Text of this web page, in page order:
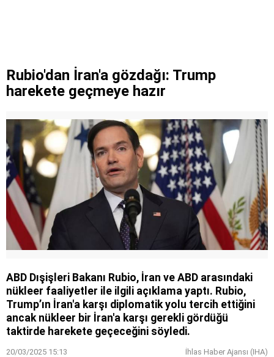
çıkacak
Rubio'dan İran'a gözdağı: Trump
harekete geçmeye hazır
ABD Dışişleri Bakanı Rubio, İran ve ABD arasındaki
nükleer faaliyetler ile ilgili açıklama yaptı. Rubio,
Trump’ın İran'a karşı diplomatik yolu tercih ettiğini
ancak nükleer bir İran'a karşı gerekli gördüğü
taktirde harekete geçeceğini söyledi.
20/03/2025 15:13 İhlas Haber Ajansı (IHA)